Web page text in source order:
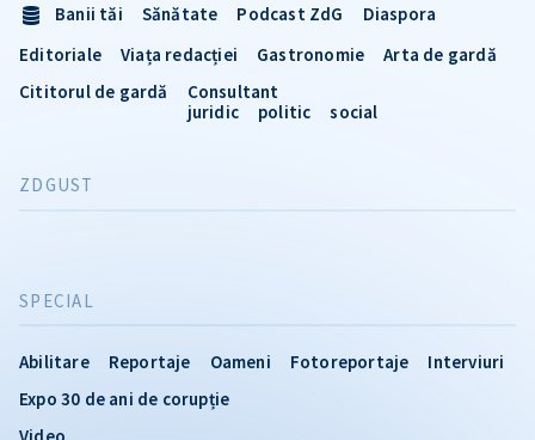
SPECIAL
Abilitare Reportaje Oameni Fotoreportaje
Interviuri
Expo 30 de ani de corupție
Banii tăi Sănătate Podcast ZdG
Diaspora
Editoriale
Viața redacției Gastronomie
Arta de gardă
Cititorul de gardă
Consultant
juridic
politic social
ZDGUST